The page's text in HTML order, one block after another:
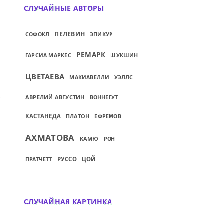
ЭТО — ВЫЖИМКИ БЕССОННИЦ...
СЛУЧАЙНЫЕ АВТОРЫ
СОФОКЛ ПЕЛЕВИН ЭПИКУР
ГАРСИА МАРКЕС РЕМАРК ШУКШИН
ЦВЕТАЕВА МАКИАВЕЛЛИ УЭЛЛС
АВРЕЛИЙ АВГУСТИН ВОННЕГУТ
КАСТАНЕДА ПЛАТОН ЕФРЕМОВ
АХМАТОВА КАМЮ РОН
ПРАТЧЕТТ РУССО ЦОЙ
СЛУЧАЙНАЯ КАРТИНКА